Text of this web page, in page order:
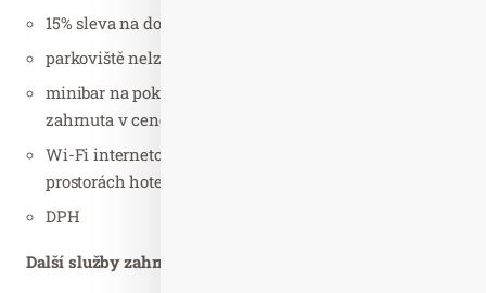
15% sleva na dodatečné wellness a léčebné procedury
parkoviště nelze rezervovat, jen dle dostupnosti
minibar na pokoji k dispozici (konzumace není
zahrnuta v ceně)
Wi-Fi internetové připojení na pokoji i ve veřejných
prostorách hotelu zdarma
DPH
Další služby zahrnuté v programu – u pobytu na 3 noci: